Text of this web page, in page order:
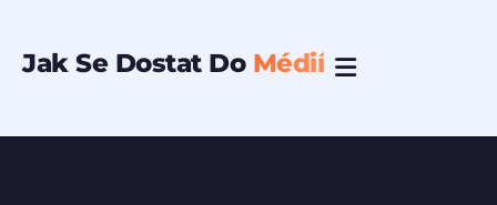
naJak Se Dostat Do Médií